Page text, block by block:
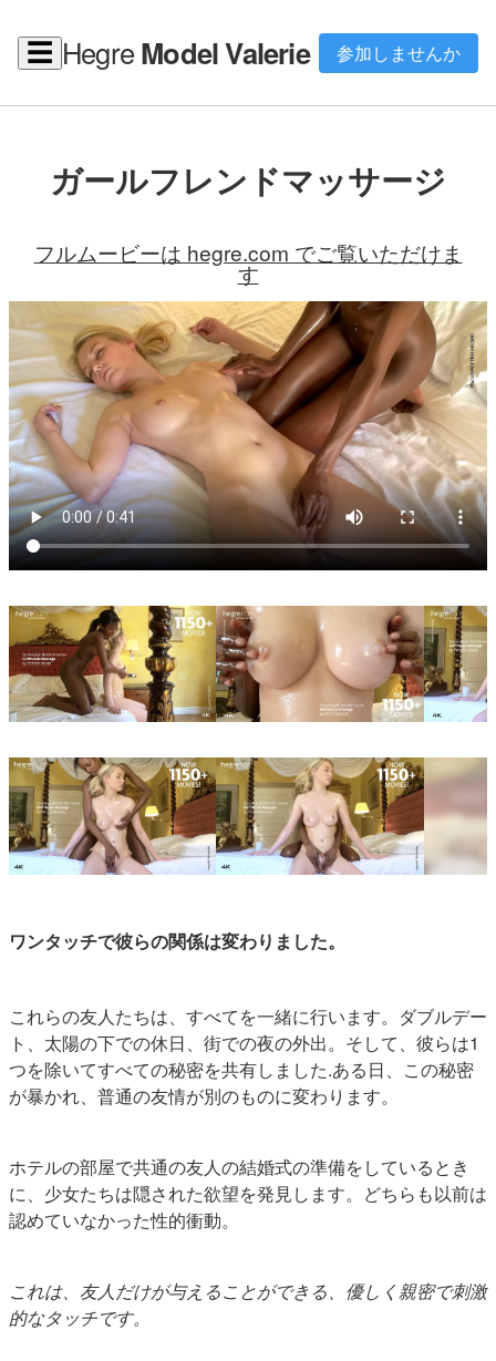
☰ HegreModel Valerie 参加しませんか
ガールフレンドマッサージ
フルムービーは hegre.com でご覧いただけま
す
ワンタッチで彼らの関係は変わりました。
これらの友人たちは、すべてを一緒に行います。ダブルデー
ト、太陽の下での休日、街での夜の外出。そして、彼らは1
つを除いてすべての秘密を共有しました.ある日、この秘密
が暴かれ、普通の友情が別のものに変わります。
ホテルの部屋で共通の友人の結婚式の準備をしているとき
に、少女たちは隠された欲望を発見します。どちらも以前は
認めていなかった性的衝動。
これは、友人だけが与えることができる、優しく親密で刺激
的なタッチです。